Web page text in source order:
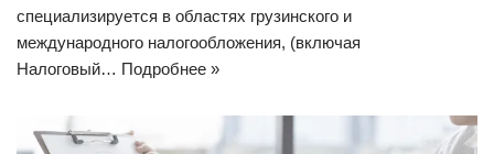
специализируется в областях грузинского и
международного налогообложения, (включая
Налоговый… Подробнее »